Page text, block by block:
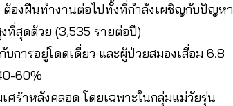
ต้องฝืนทำงานต่อไปทั้งที่กำลังเผชิญกับปัญหา
ที่สุดด้วย (3,535 รายต่อปี)
การอยู่โดดเดี่ยว และผู้ป่วยสมองเสื่อม 6.8
60%
ศร้าหลังคลอด โดยเฉพาะในกลุ่มแม่วัยรุ่น